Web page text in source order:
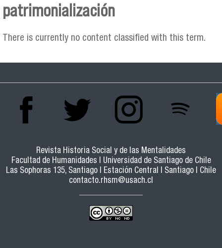
You are here
patrimonialización
There is currently no content classified with this term.
Revista Historia Social y de las Mentalidades
Facultad de Humanidades | Universidad de Santiago de Chile
Las Sophoras 135, Santiago | Estación Central | Santiago | Chile
contacto.rhsm@usach.cl